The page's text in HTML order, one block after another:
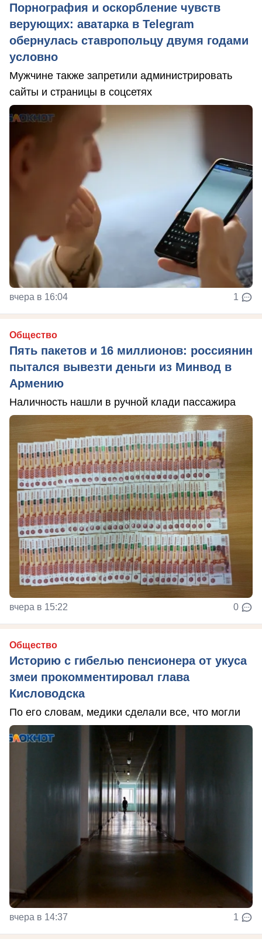
Порнография и оскорбление чувств
верующих: аватарка в Telegram
обернулась ставропольцу двумя годами
условно
Мужчине также запретили администрировать
сайты и страницы в соцсетях
вчера в 16:04 1
Общество
Пять пакетов и 16 миллионов: россиянин
пытался вывезти деньги из Минвод в
Армению
Наличность нашли в ручной клади пассажира
вчера в 15:22 0
Общество
Историю с гибелью пенсионера от укуса
змеи прокомментировал глава
Кисловодска
По его словам, медики сделали все, что могли
вчера в 14:37 1